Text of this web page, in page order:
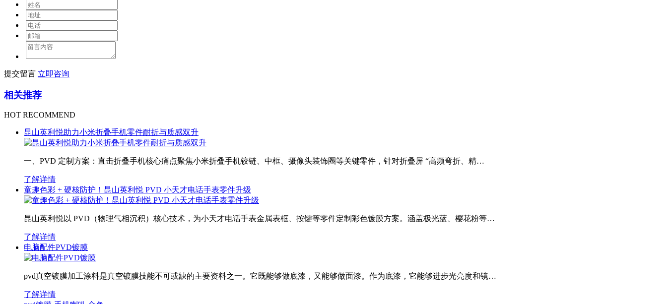
提交留言 立即咨询
相关推荐
HOT RECOMMEND
昆山英利悦助力小米折叠手机零件耐折与质感双升
一、PVD 定制方案：直击折叠手机核心痛点聚焦小米折叠手机铰链、中框、摄像头装饰圈等关键零件，针对折叠屏 “高频弯折、精…
了解详情
童趣色彩 + 硬核防护！昆山英利悦 PVD 小天才电话手表零件升级
昆山英利悦以 PVD（物理气相沉积）核心技术，为小天才电话手表金属表框、按键等零件定制彩色镀膜方案。涵盖极光蓝、樱花粉等…
了解详情
电脑配件PVD镀膜
pvd真空镀膜加工涂料是真空镀膜技能不可或缺的主要资料之一。它既能够做底漆，又能够做面漆。作为底漆，它能够进步光亮度和镜…
了解详情